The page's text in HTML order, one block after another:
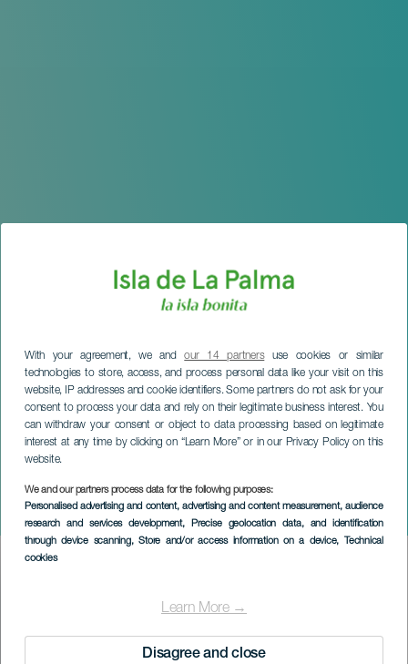
With your agreement, we andour 14 partnersuse cookies or similar
technologies to store, access, and process personal data like your visit on this
website, IP addresses and cookie identifiers. Some partners do not ask for your
consent to process your data and rely on their legitimate business interest. You
can withdraw your consent or object to data processing based on legitimate
interest at any time by clicking on “Learn More” or in our Privacy Policy on this
website.
We and our partners process data for the following purposes:
Personalised advertising and content, advertising and content measurement, audience
research and services development, Precise geolocation data, and identification
through device scanning, Store and/or access information on a device, Technical
cookies
Learn More →
Disagree and close
Leyendas del cielo bajo la
luz de la Luna
Imagen